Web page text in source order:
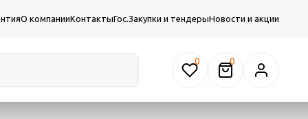
О компанииКонтактыГос.Закупки и тендерыНовости и акции
0